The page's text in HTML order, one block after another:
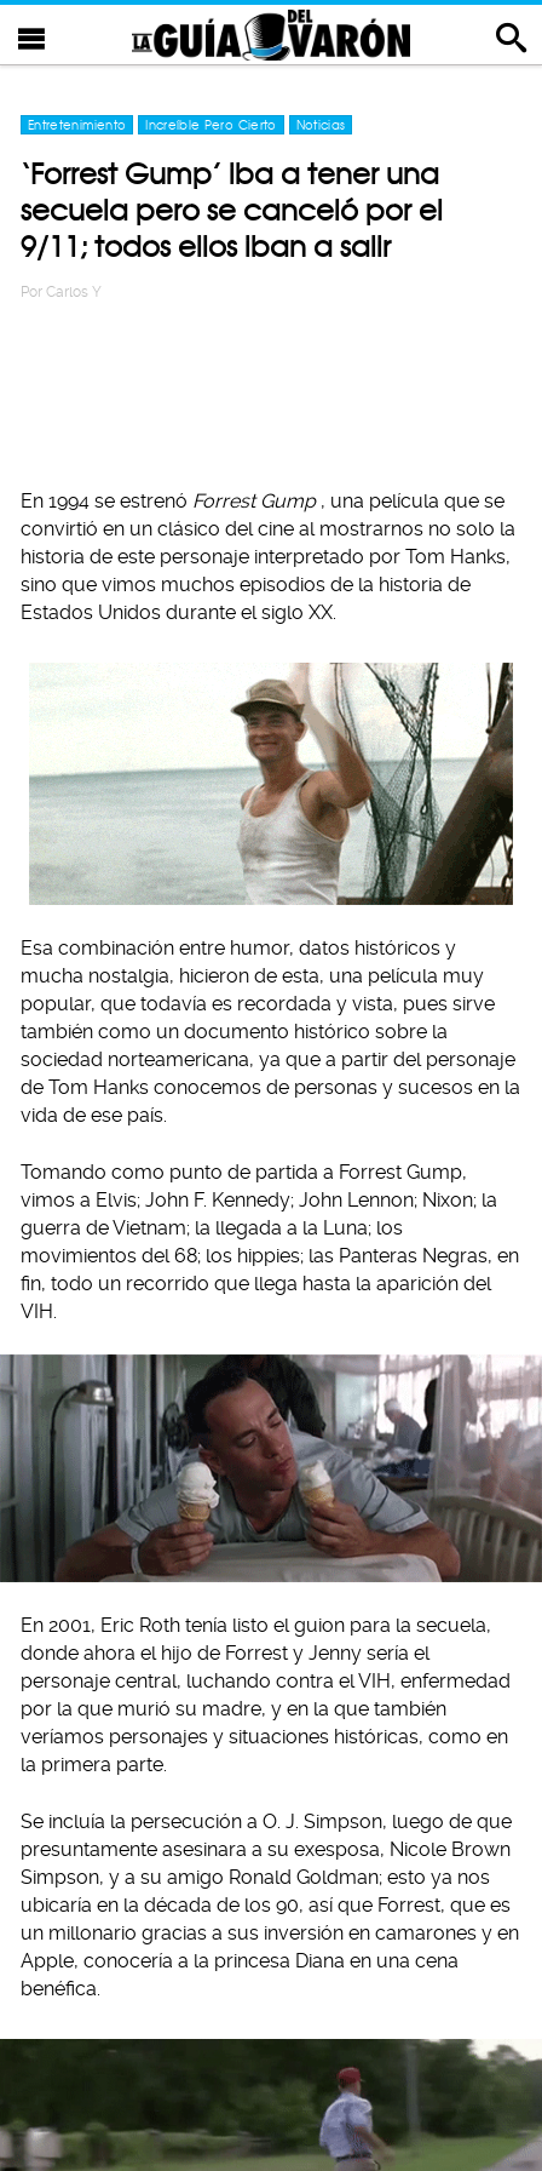
Entretenimiento Increíble Pero Cierto Noticias
‘Forrest Gump’ iba a tener una
secuela pero se canceló por el
9/11; todos ellos iban a salir
Por Carlos Y
En 1994 se estrenó Forrest Gump , una película que se
convirtió en un clásico del cine al mostrarnos no solo la
historia de este personaje interpretado por Tom Hanks,
sino que vimos muchos episodios de la historia de
Estados Unidos durante el siglo XX.
Esa combinación entre humor, datos históricos y
mucha nostalgia, hicieron de esta, una película muy
popular, que todavía es recordada y vista, pues sirve
también como un documento histórico sobre la
sociedad norteamericana, ya que a partir del personaje
de Tom Hanks conocemos de personas y sucesos en la
vida de ese país.
Tomando como punto de partida a Forrest Gump,
vimos a Elvis; John F. Kennedy; John Lennon; Nixon; la
guerra de Vietnam; la llegada a la Luna; los
movimientos del 68; los hippies; las Panteras Negras, en
fin, todo un recorrido que llega hasta la aparición del
VIH.
En 2001, Eric Roth tenía listo el guion para la secuela,
donde ahora el hijo de Forrest y Jenny sería el
personaje central, luchando contra el VIH, enfermedad
por la que murió su madre, y en la que también
veríamos personajes y situaciones históricas, como en
la primera parte.
Se incluía la persecución a O. J. Simpson, luego de que
presuntamente asesinara a su exesposa, Nicole Brown
Simpson, y a su amigo Ronald Goldman; esto ya nos
ubicaría en la década de los 90, así que Forrest, que es
un millonario gracias a sus inversión en camarones y en
Apple, conocería a la princesa Diana en una cena
benéfica.